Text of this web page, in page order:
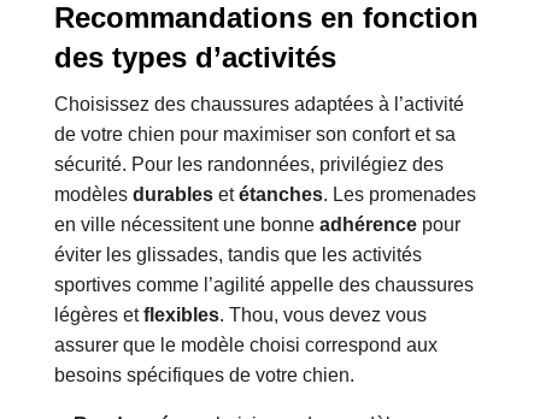
Recommandations en fonction
des types d’activités
Choisissez des chaussures adaptées à l’activité
de votre chien pour maximiser son confort et sa
sécurité. Pour les randonnées, privilégiez des
modèles durablesetétanches. Les promenades
en ville nécessitent une bonne adhérencepour
éviter les glissades, tandis que les activités
sportives comme l’agilité appelle des chaussures
légères etflexibles. Thou, vous devez vous
assurer que le modèle choisi correspond aux
besoins spécifiques de votre chien.